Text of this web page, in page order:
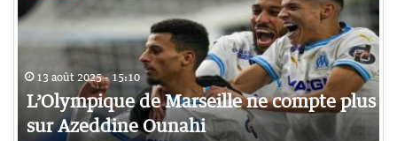
13 août 2025 - 15:10
L’Olympique de Marseille ne compte plus
sur Azeddine Ounahi